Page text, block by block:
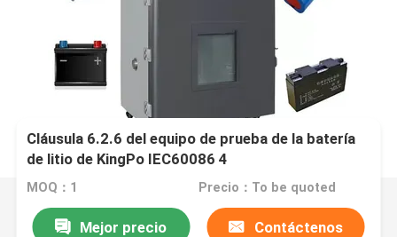
Cláusula 6.2.6 del equipo de prueba de la batería
de litio de KingPo IEC60086 4
MOQ：1 Precio：To be quoted
Mejor precio Contáctenos